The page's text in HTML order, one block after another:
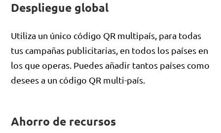
Despliegue global
Utiliza un único código QR multipaís, para todas
tus campañas publicitarias, en todos los países en
los que operas. Puedes añadir tantos países como
desees a un código QR multi-país.
Ahorro de recursos